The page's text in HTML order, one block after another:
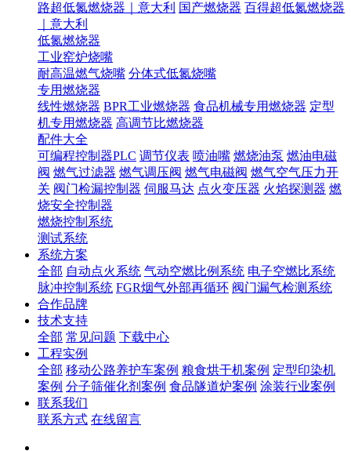
路超低氮燃烧器｜意大利 国产燃烧器 百得超低氮燃烧器
｜意大利
低氮燃烧器
工业窑炉烧嘴
耐高温燃气烧嘴 分体式低氮烧嘴
专用燃烧器
线性燃烧器 BPR工业燃烧器 食品机械专用燃烧器 定型
机专用燃烧器 高调节比燃烧器
配件大全
可编程控制器PLC 调节仪表 喷油嘴 燃烧油泵 燃油电磁
阀 燃气过滤器 燃气调压阀 燃气电磁阀 燃气空气压力开
关 阀门检漏控制器 伺服马达 点火变压器 火焰探测器 燃
烧安全控制器
燃烧控制系统
测试系统
系统方案
全部 自动点火系统 气动空燃比例系统 电子空燃比系统
脉冲控制系统 FGR烟气外部再循环 阀门漏气检测系统
合作品牌
技术支持
全部 常见问题 下载中心
工程实例
全部 移动公路养护车案例 粮食烘干机案例 定型印染机
案例 分子筛催化剂案例 食品隧道炉案例 涂装行业案例
联系我们
联系方式 在线留言